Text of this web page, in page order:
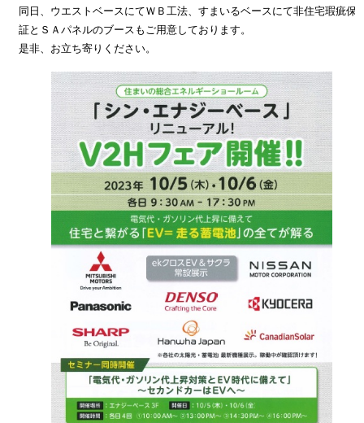
同日、ウエストベースにてＷＢ工法、すまいるベースにて非住宅瑕疵保
証とＳＡパネルのブースもご用意しております。
是非、お立ち寄りください。